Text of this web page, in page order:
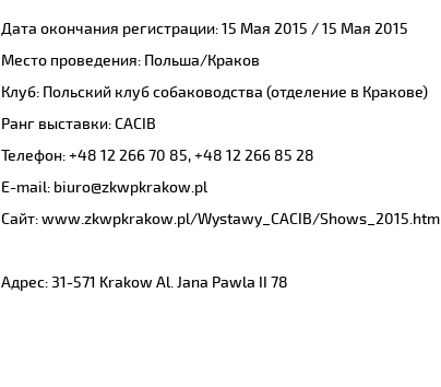
Дата окончания регистрации: 15 Мая 2015 / 15 Мая 2015
Место проведения: Польша/Краков
Клуб: Польский клуб собаководства (отделение в Кракове)
Ранг выставки: CACIB
Телефон: +48 12 266 70 85, +48 12 266 85 28
E-mail: biuro@zkwpkrakow.pl
Сайт:www.zkwpkrakow.pl/Wystawy_CACIB/Shows_2015.htm
Адрес: 31-571 Krakow Al. Jana Pawla II 78